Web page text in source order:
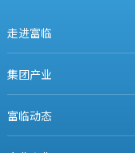
走进富临
集团产业
富临动态